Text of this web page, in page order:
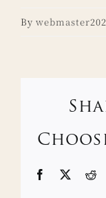
By webmaster
Facebook